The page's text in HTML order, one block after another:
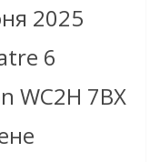
2025
6
WC2H 7BX